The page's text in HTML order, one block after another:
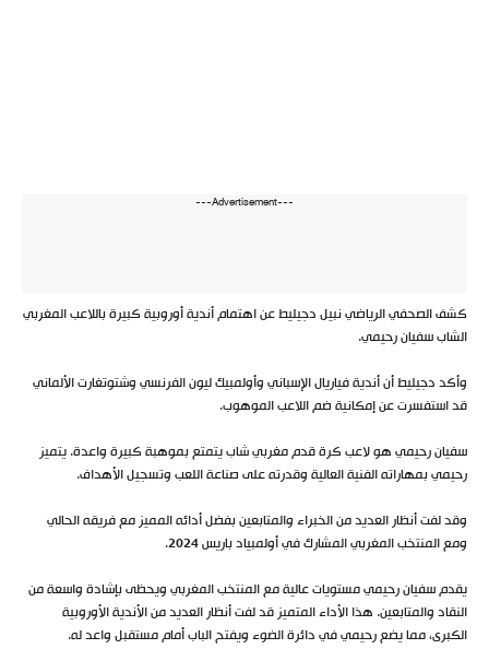
---Advertisement---
كشف الصحفي الرياضي نبيل دجيليط عن اهتمام أندية أوروبية كبيرة باللاعب المغربي
الشاب سفيان رحيمي.
وأكد دجيليط أن أندية فياريال الإسباني وأولمبيك ليون الفرنسي وشتوتغارت الألماني
قد استفسرت عن إمكانية ضم اللاعب الموهوب.
سفيان رحيمي هو لاعب كرة قدم مغربي شاب يتمتع بموهبة كبيرة واعدة. يتميز
رحيمي بمهاراته الفنية العالية وقدرته على صناعة اللعب وتسجيل الأهداف.
وقد لفت أنظار العديد من الخبراء والمتابعين بفضل أدائه المميز مع فريقه الحالي
ومع المنتخب المغربي المشارك في أولمبياد باريس 2024.
يقدم سفيان رحيمي مستويات عالية مع المنتخب المغربي ويحظى بإشادة واسعة من
النقاد والمتابعين. هذا الأداء المتميز قد لفت أنظار العديد من الأندية الأوروبية
الكبرى، مما يضع رحيمي في دائرة الضوء ويفتح الباب أمام مستقبل واعد له.